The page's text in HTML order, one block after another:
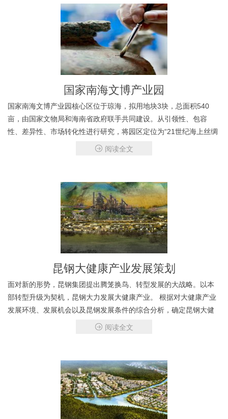
国家南海文博产业园
国家南海文博产业园核心区位于琼海，拟用地块3块，总面积540
亩，由国家文物局和海南省政府联手共同建设。从引领性、包容
性、差异性、市场转化性进行研究，将园区定位为“21世纪海上丝绸
之路文化中心”。南海文博产业园产业体系包括核心产业、关联产业
阅读全文
昆钢大健康产业发展策划
面对新的形势，昆钢集团提出腾笼换鸟、转型发展的大战略。以本
部转型升级为契机，昆钢大力发展大健康产业。 根据对大健康产业
发展环境、发展机会以及昆钢发展条件的综合分析，确定昆钢大健
康产业发展总体思路为“一主线，两创新，三融合，四特色”，以推动
阅读全文